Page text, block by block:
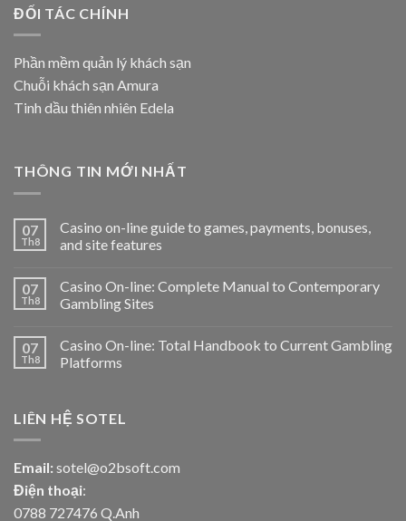
ĐỐI TÁC CHÍNH
Phần mềm quản lý khách sạn
Chuỗi khách sạn Amura
Tinh dầu thiên nhiên Edela
THÔNG TIN MỚI NHẤT
07
Th8
Casino on-line guide to games, payments, bonuses,
and site features
07
Th8
Casino On-line: Complete Manual to Contemporary
Gambling Sites
07
Th8
Casino On-line: Total Handbook to Current Gambling
Platforms
LIÊN HỆ SOTEL
Email: sotel@o2bsoft.com
Điện thoại:
0788 727476 Q.Anh